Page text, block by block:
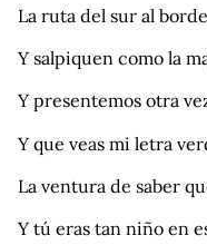
La ruta del sur al
Y salpiquen como la
Y presentemos otra
Y que veas mi letra
La ventura de saber
Y tú eras tan niño en